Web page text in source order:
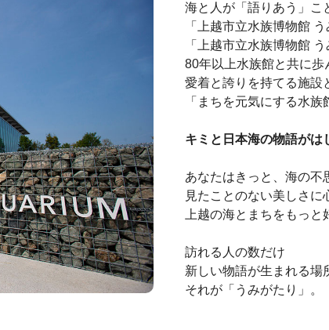
海と人が「語りあう」こ
「上越市立水族博物館
「上越市立水族博物館
80年以上水族館と共に
愛着と誇りを持てる施設
「まちを元気にする水
キミと日本海の物語がは
あなたはきっと、海の不
見たことのない美しさに
上越の海とまちをもっと
訪れる人の数だけ
新しい物語が生まれる場
それが「うみがたり」。